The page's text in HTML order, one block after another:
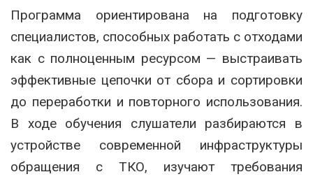
Программа ориентирована на подготовку
специалистов, способных работать с отходами
как с полноценным ресурсом — выстраивать
эффективные цепочки от сбора и сортировки
до переработки и повторного использования.
В ходе обучения слушатели разбираются в
устройстве современной инфраструктуры
обращения с ТКО, изучают требования